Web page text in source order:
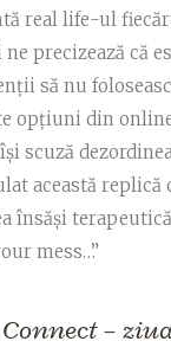
real life-ul
ne precizează că
să nu
opțiuni din
scuză
această replică
însăși
mess…”
–